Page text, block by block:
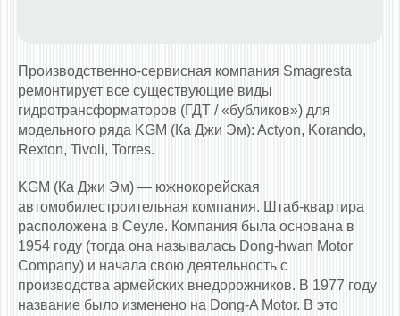
Производственно-сервисная компания Smagresta
ремонтирует все существующие виды
гидротрансформаторов (ГДТ / «бубликов») для
модельного ряда KGM (Ка Джи Эм): Actyon, Korando,
Rexton, Tivoli, Torres.
KGM (Ка Джи Эм) — южнокорейская
автомобилестроительная компания. Штаб-квартира
расположена в Сеуле. Компания была основана в
1954 году (тогда она называлась Dong-hwan Motor
Company) и начала свою деятельность с
производства армейских внедорожников. В 1977 году
название было изменено на Dong-A Motor. В это